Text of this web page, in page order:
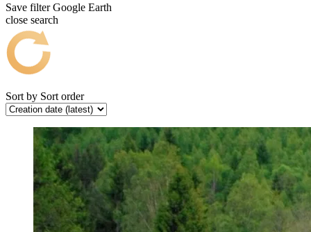
Save filter Google Earth
close search
Sort by Sort order